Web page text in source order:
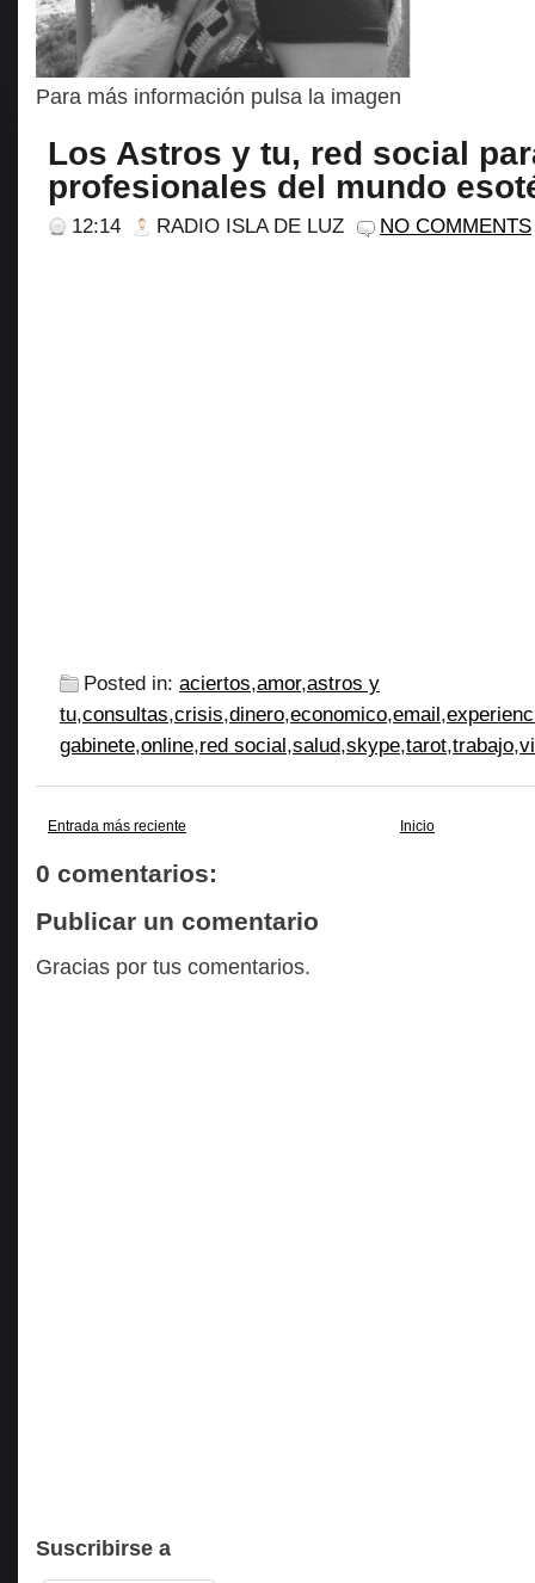
Para más información pulsa la imagen
Los Astros y tu, red social
profesionales del mundo
12:14 RADIO ISLA DE LUZ NO COMMENTS
Posted in: aciertos,amor,astros y
tu,consultas,crisis,dinero,economico,email,
gabinete,online,red social,salud,skype,tarot,trabajo,
Entrada más reciente Inicio
0 comentarios:
Publicar un comentario
Gracias por tus comentarios.
Suscribirse a